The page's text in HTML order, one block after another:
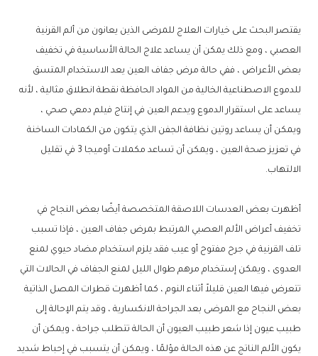
يقتصر البحث على خيارات العلاج للمرضى الذين يعانون من ألم القرنية
العصبي ، ومع ذلك يمكن أن يساعد علاج الحالة الأساسية في تخفيف
بعض الأعراض ، ففي حالة مرض جفاف العين يعد الاستخدام المتسق
للدموع الاصطناعية الخالية من المواد الحافظة نقطة انطلاق مثالية ، لأنه
يساعد على استقرار الدموع ويدعم العين في إنتاج فيلم دمعي صحي ،
ويمكن أن يساعد روتين نظافة الجفن الذي يتكون من الكمادات الساخنة
في تعزيز صحة العين ، ويمكن أن تساعد مكملات أوميجا 3 في تقليل
الالتهاب.
أظهرت بعض العدسات اللاصقة المتخصصة أيضًا بعض النجاح في
تخفيف أعراض الألم العصبي المرتبط بمرض جفاف العين ، فإذا تسبب
تلف القرنية في جرح مفتوح أو عيب فقد يلزم استخدام مضاد حيوي لمنع
العدوى ، ويمكن إستخدام مرهم طوال الليل لمنع الجفاف في الحالات التي
تتعرض فيها العين قليلاً أثناء النوم ، كما أظهرت قطرات المصل الذاتية
بعض النجاح مع المرضى بعد الجراحة الانكسارية ، وقد يتم الإحالة إلى
طبيب عيون إذا شعر طبيب العيون أن الحالة تتطلب جراحة ، ويمكن أن
يكون الألم الناتج عن هذه الحالة مؤلمًا ، ويمكن أن يتسبب في إحباط شديد